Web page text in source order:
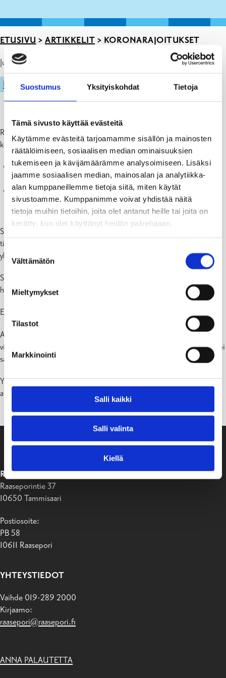
Suostumus Yksityiskohdat Tietoja
Tämä sivusto käyttää evästeitä
Käytämme evästeitä tarjoamamme sisällön ja mainosten
räätälöimiseen, sosiaalisen median ominaisuuksien
tukemiseen ja kävijämäärämme analysoimiseen. Lisäksi
jaamme sosiaalisen median, mainosalan ja analytiikka-
alan kumppaneillemme tietoja siitä, miten käytät
sivustoamme. Kumppanimme voivat yhdistää näitä
tietoja muihin tietoihin, joita olet antanut heille tai joita on
kerätty, kun olet käyttänyt heidän palvelujaan.
Suostumuksen
valinta
Välttämätön
Mieltymykset
Tilastot
Markkinointi
Salli kaikki
Salli valinta
Kiellä
ETUSIVU > ARTIKKELIT > KORONARAJOITUKSET
Julkaistu: 21.05.21
LIIKUNTA
Raaseporin valmiusryhmä on tänään 21.5.2021 muuttanut
koskevia rajoituksia seuraavasti:
vuonna 2002 syntyneiden ja sitä nuorempien junioreiden
harjoitteluun ja otteluihin saa osallistua korkeintaan 50 henkeä
aikuisten harrastustoimintaan saa osallistua samanaikaisesti
korkeintaan 50 henkeä
Seniorijoukkueiden otteluiden pelaamisen ajankohta ei ole vielä
tiedossa. Pelaaminen on tällä hetkellä sallittua vain SM-tason ja
ykkösdivisioonatason joukkueille.
Sisätiloissa tällä hetkellä vain juniorit saavat harjoitella enintään 10
hengen ryhmissä.
EI YLEISÖÄ
Aluehallintoviraston 31.5.2021 asti voimassa olevan
viranomaispäätöksen mukaisesti missään tilaisuudessa tai ottelussa ei
saa olla yleisöä.
Yleisökiellon valvominen on yhdistyksen/järjestäjän vastuulla ja
aluehallintoviraston päätösten noudattamista valvoo poliisi.
RAASEPORIN KAUPUNKI
Raaseporintie 37
10650 Tammisaari
Postiosoite:
PB 58
10611 Raasepori
YHTEYSTIEDOT
Vaihde 019-289 2000
Kirjaamo:
raasepori@raasepori.fi
ANNA PALAUTETTA